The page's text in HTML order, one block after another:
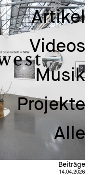
Artikel
Videos
Musik
Projekte
Alle
Beiträge
14.04.2026